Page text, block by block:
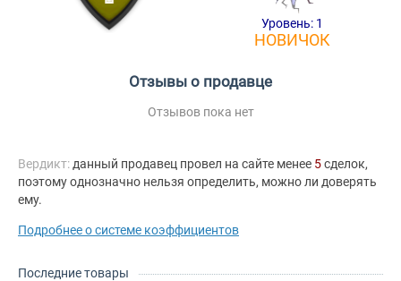
Уровень: 1
НОВИЧОК
Отзывы о продавце
Отзывов пока нет
Вердикт: данный продавец провел на сайте менее 5сделок,
поэтому однозначно нельзя определить, можно ли доверять
ему.
Подробнее о системе коэффициентов
Последние товары